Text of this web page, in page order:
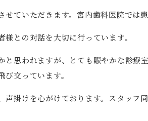
ていただきます。宮内歯科医院では
との対話を大切に行っています。
思われますが、とても賑やかな診療
交っています。
掛けを心がけております。スタッフ